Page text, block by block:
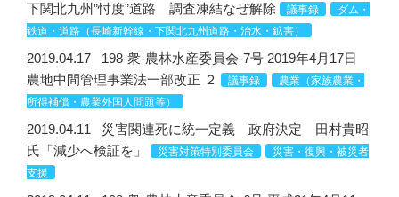
下関北九州”忖度”道路 調査凍結なぜ解除
議事録
ダム・
鉄道・道路（長崎新幹線・下関北九州道路・治水・鉱害）
2019.04.17
198-衆-農林水産委員会-7号 2019年4月17日
農地中間管理事業法一部改正 ２
議事録
農業（家族農業・
所得補償・農業外国人問題等）
2019.04.11
災害関連死に統一定義 政府決定 田村貴昭
氏「減少へ検証を」
災害対策特別委員会
災害・復興・被災者
支援